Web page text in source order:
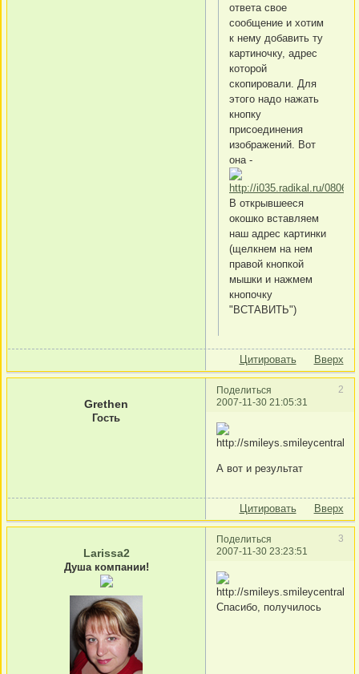
ответа свое
сообщение и хотим
к нему добавить ту
картиночку, адрес
которой
скопировали. Для
этого надо нажать
кнопку
присоединения
изображений. Вот
она -
В открывшееся
окошко вставляем
наш адрес картинки
(щелкнем на нем
правой кнопкой
мышки и нажмем
кнопочку
"ВСТАВИТЬ")
Цитировать Вверх
Поделиться
2
2007-11-30 21:05:31
Grethen
Гость
А вот и результат
Цитировать Вверх
Поделиться
3
2007-11-30 23:23:51
Larissa2
Душа компании!
Спасибо, получилось